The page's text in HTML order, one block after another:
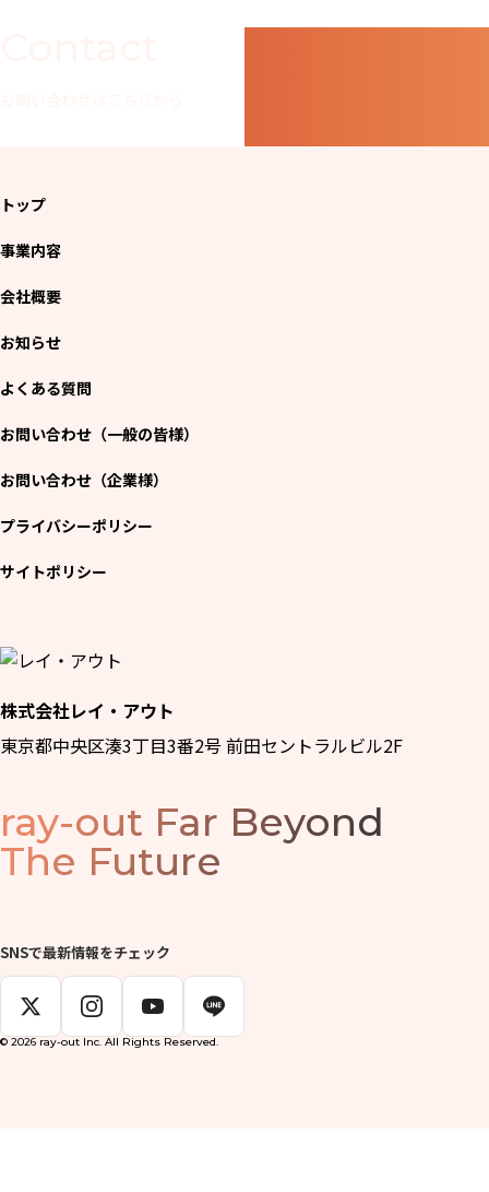
株式会社レイ・アウト
東京都中央区湊3丁目3番2号 前田セントラルビル2F
トップ
事業内容
会社概要
お知らせ
よくある質問
お問い合わせ（一般の皆様）
お問い合わせ（企業様）
プライバシーポリシー
サイトポリシー
ray-out Far Beyond
The Future
SNSで最新情報をチェック
© 2026 ray-out Inc. All Rights Reserved.